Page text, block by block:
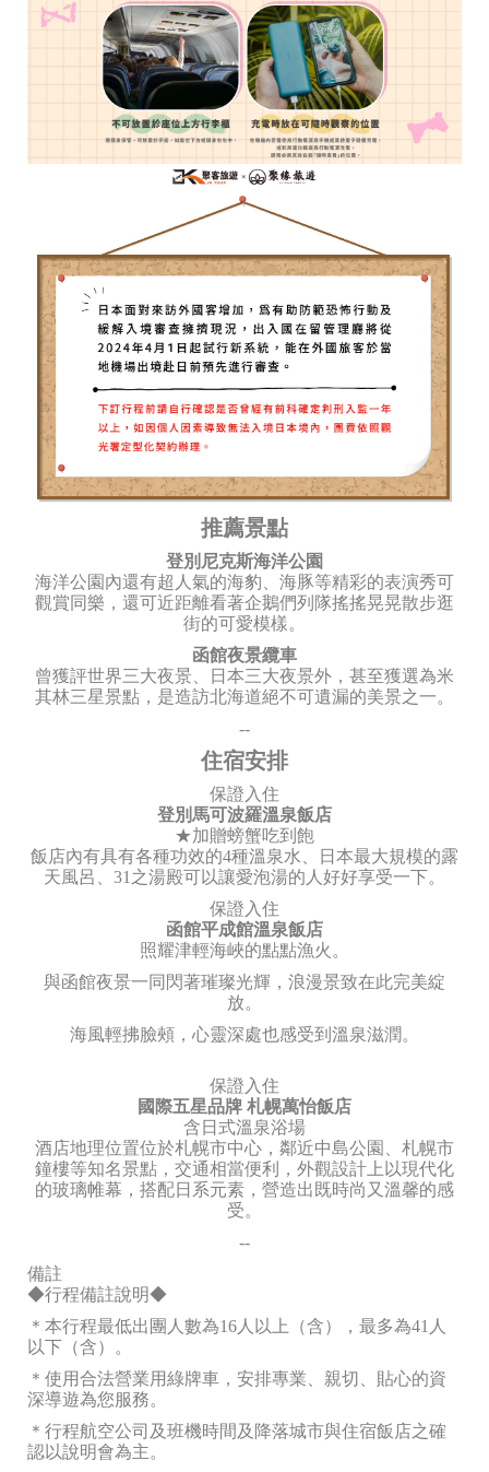
推薦景點
登別尼克斯海洋公園
海洋公園內還有超人氣的海豹、海豚等精彩的表演秀可
觀賞同樂，還可近距離看著企鵝們列隊搖搖晃晃散步逛
街的可愛模樣。
函館夜景纜車
曾獲評世界三大夜景、日本三大夜景外，甚至獲選為米
其林三星景點，是造訪北海道絕不可遺漏的美景之一。
--
住宿安排
保證入住
登別馬可波羅溫泉飯店
★加贈螃蟹吃到飽
飯店內有具有各種功效的4種溫泉水、日本最大規模的露
天風呂、31之湯殿可以讓愛泡湯的人好好享受一下。
保證入住
函館平成館溫泉飯店
照耀津輕海峽的點點漁火。
與函館夜景一同閃著璀璨光輝，浪漫景致在此完美綻
放。
海風輕拂臉頰，心靈深處也感受到溫泉滋潤。
保證入住
國際五星品牌 札幌萬怡飯店
含日式溫泉浴場
酒店地理位置位於札幌市中心，鄰近中島公園、札幌市
鐘樓等知名景點，交通相當便利，外觀設計上以現代化
的玻璃帷幕，搭配日系元素，營造出既時尚又溫馨的感
受。
--
備註
◆行程備註說明◆
＊本行程最低出團人數為16人以上（含），最多為41人
以下（含）。
＊使用合法營業用綠牌車，安排專業、親切、貼心的資
深導遊為您服務。
＊行程航空公司及班機時間及降落城市與住宿飯店之確
認以說明會為主。